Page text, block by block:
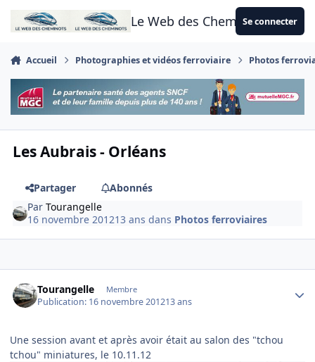
Aller au contenu
Le Web des CheminotsSe connecter
Accueil Photographies et vidéos ferroviaire Photos
Les Aubrais - Orléans
Partager
Abonnés
ParTourangelle
16 novembre 201213 ans dans Photos ferroviaires
Tourangelle Membre
Publication: 16 novembre 201213 ans
Une session avant et après avoir était au salon des "tchou
tchou" miniatures, le 10.11.12